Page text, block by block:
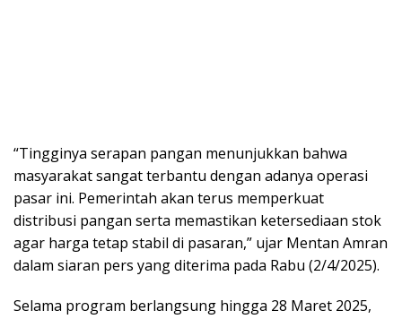
“Tingginya serapan pangan menunjukkan bahwa
masyarakat sangat terbantu dengan adanya operasi
pasar ini. Pemerintah akan terus memperkuat
distribusi pangan serta memastikan ketersediaan stok
agar harga tetap stabil di pasaran,” ujar Mentan Amran
dalam siaran pers yang diterima pada Rabu (2/4/2025).
Selama program berlangsung hingga 28 Maret 2025,